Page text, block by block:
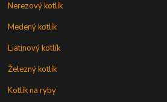
Nerezový kotlík
Medený kotlík
Liatinový kotlík
Železný kotlík
Kotlík na ryby